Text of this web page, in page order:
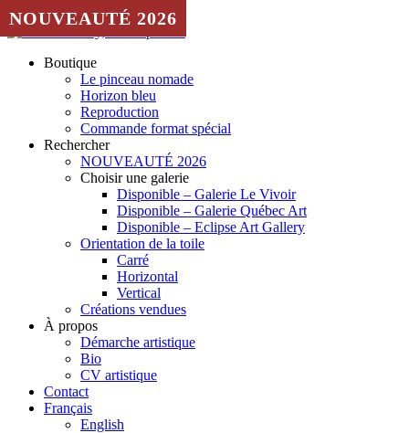
Aller au contenu
Boutique
Le pinceau nomade
Horizon bleu
Reproduction
Commande format spécial
Rechercher
NOUVEAUTÉ 2026
Choisir une galerie
Disponible – Galerie Le Vivoir
Disponible – Galerie Québec Art
Disponible – Eclipse Art Gallery
Orientation de la toile
Carré
Horizontal
Vertical
Créations vendues
À propos
Démarche artistique
Bio
CV artistique
Contact
Français
English
NOUVEAUTÉ 2026
NOUVEAUTÉ 2026
NOUVEAUTÉ 2026
NOUVEAUTÉ 2026
NOUVEAUTÉ 2026
NOUVEAUTÉ 2026